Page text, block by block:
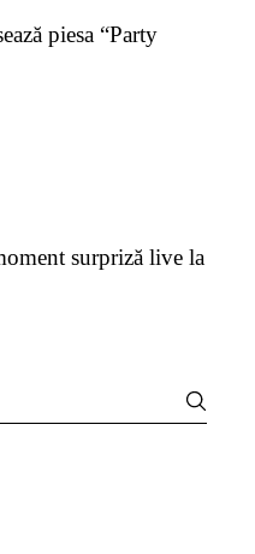
piesa “Party
surpriză live la